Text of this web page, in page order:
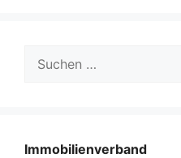
nach:
Immobilienverband